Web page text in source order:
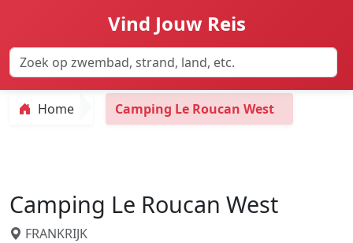
Vind Jouw Reis
Home Camping Le Roucan West
Camping Le Roucan West
FRANKRIJK